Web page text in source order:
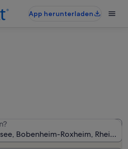
App herunterladen
Bobenheim-Roxheim,